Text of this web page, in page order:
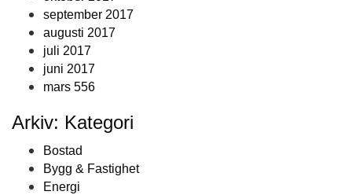
september 2017
augusti 2017
juli 2017
juni 2017
mars 556
Arkiv: Kategori
Bostad
Bygg & Fastighet
Energi